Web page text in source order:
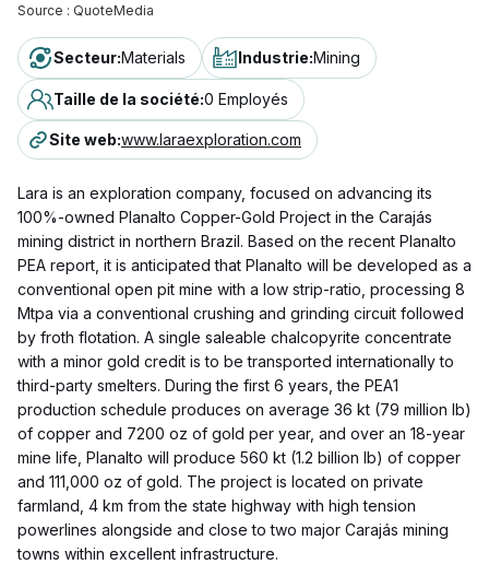
Source : QuoteMedia
Secteur:Materials Industrie:Mining
Taille de la société:0 Employés
Site web:www.laraexploration.com
Lara is an exploration company, focused on advancing its
100%-owned Planalto Copper-Gold Project in the Carajás
mining district in northern Brazil. Based on the recent Planalto
PEA report, it is anticipated that Planalto will be developed as a
conventional open pit mine with a low strip-ratio, processing 8
Mtpa via a conventional crushing and grinding circuit followed
by froth flotation. A single saleable chalcopyrite concentrate
with a minor gold credit is to be transported internationally to
third-party smelters. During the first 6 years, the PEA1
production schedule produces on average 36 kt (79 million lb)
of copper and 7200 oz of gold per year, and over an 18-year
mine life, Planalto will produce 560 kt (1.2 billion lb) of copper
and 111,000 oz of gold. The project is located on private
farmland, 4 km from the state highway with high tension
powerlines alongside and close to two major Carajás mining
towns within excellent infrastructure.